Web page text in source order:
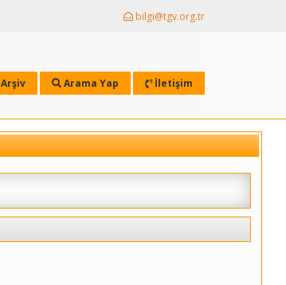
bilgi@tgv.org.tr
Arşiv Arama Yap İletişim